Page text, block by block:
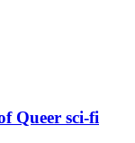
Queer sci-fi